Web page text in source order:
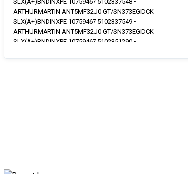
SLX(A+)BNDINXPE 10759467 5102337548 •
ARTHURMARTIN ANT5MF32U0 GT/SN373EGIDCK-
SLX(A+)BNDINXPE 10759467 5102337549 •
ARTHURMARTIN ANT5MF32U0 GT/SN373EGIDCK-
SLX(A+)BNDINXPE 10759467 5102351290 •
SLX(A+)BNDINXPE 10759467 5102357712 •